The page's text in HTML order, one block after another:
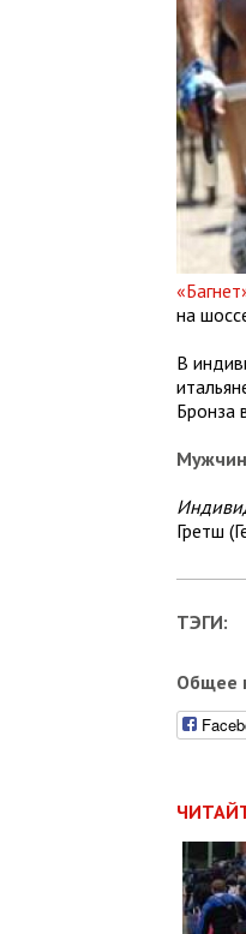
на
В
Бронза
Гретш
ТЭГИ:
Общее